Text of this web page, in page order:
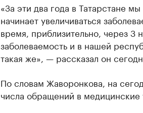
«За эти два года в Татарстане
начинает увеличиваться
время, приблизительно, через 3
заболеваемость и в нашей
такая же», — рассказал он
По словам Жаворонкова, на
числа обращений в медицинские